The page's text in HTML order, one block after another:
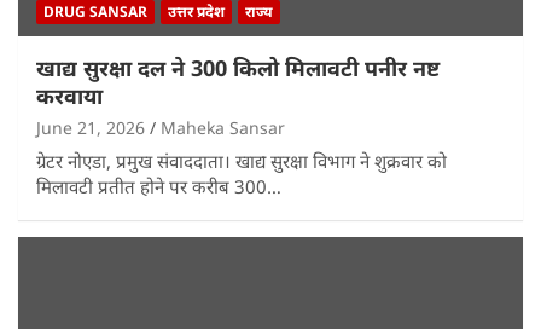
DRUG SANSAR उत्तर प्रदेश राज्य
खाद्य सुरक्षा दल ने 300 किलो मिलावटी पनीर नष्ट
करवाया
June 21, 2026 Maheka Sansar
ग्रेटर नोएडा, प्रमुख संवाददाता। खाद्य सुरक्षा विभाग ने शुक्रवार को
मिलावटी प्रतीत होने पर करीब 300…